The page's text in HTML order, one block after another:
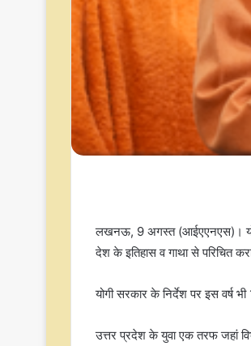
लखनऊ, 9 अगस्त (आईएएनएस)।
देश के इतिहास व गाथा से परिचित
योगी सरकार के निर्देश पर इस वर्ष
उत्तर प्रदेश के युवा एक तरफ जहां